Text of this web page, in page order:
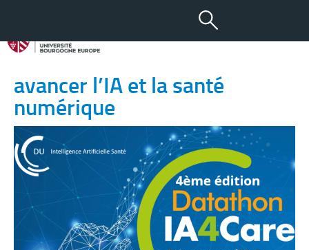
03 AVR 2023
Datathon IA4Care : faire
avancer l’IA et la santé
numérique